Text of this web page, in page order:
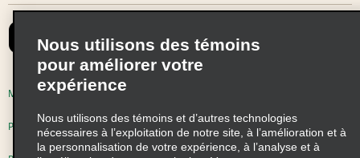
Emerald Club se connecter
Emerald Club S'inscrire
Emerald Club Avantages
Abonnement aux courriels
Responsabilité sociale
Occasions de franchise mondiales
Perspectives de carrière
Modalités d'utilisation
Politique sur les fichiers témoins
Nous utilisons des témoins
pour améliorer votre
expérience
Nous utilisons des témoins et d’autres technologies
nécessaires à l’exploitation de notre site, à l’amélioration et à
la personnalisation de votre expérience, à l’analyse et à